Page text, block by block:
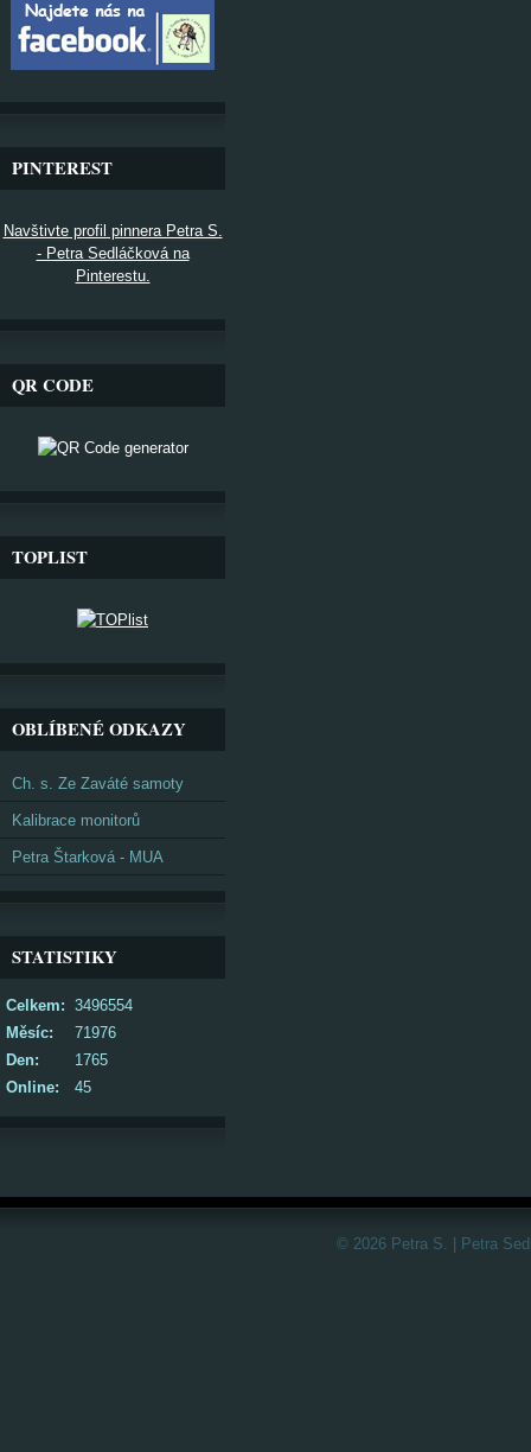
PINTEREST
Navštivte profil pinnera Petra S.
- Petra Sedláčková na
Pinterestu.
QR CODE
TOPLIST
OBLÍBENÉ ODKAZY
Ch. s. Ze Zaváté samoty
Kalibrace monitorů
Petra Štarková - MUA
STATISTIKY
Online: 45
Celkem: 3496554
Měsíc:
71976
Den:
1765
© 2026 Petra S. | Petra